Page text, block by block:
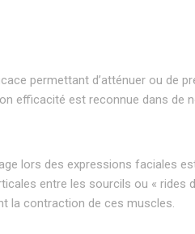
permettant d’atténuer ou de
efficacité est reconnue dans de
lors des expressions faciales
entre les sourcils ou « rides
la contraction de ces muscles.